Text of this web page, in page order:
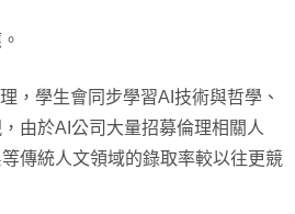
，學生會同步學習AI技術與哲學、
由於AI公司大量招募倫理相關人
傳統人文領域的錄取率較以往更競